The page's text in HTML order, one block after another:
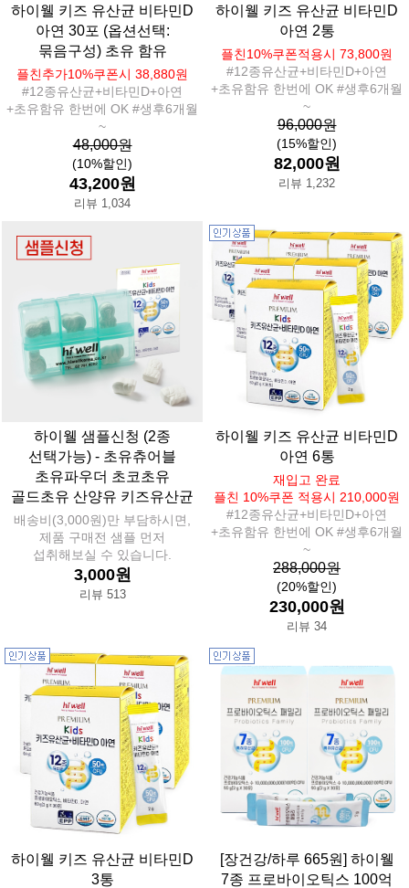
하이웰 키즈 유산균 비타민D
아연 30포 (옵션선택:
묶음구성) 초유 함유
플친추가10%쿠폰시 38,880원
#12종유산균+비타민D+아연
+초유함유 한번에 OK #생후6개월
~
48,000원
(10%할인)
43,200원
리뷰 1,034
하이웰 키즈 유산균 비타민D
아연 2통
플친10%쿠폰적용시 73,800원
#12종유산균+비타민D+아연
+초유함유 한번에 OK #생후6개월
~
96,000원
(15%할인)
82,000원
리뷰 1,232
하이웰 샘플신청 (2종
선택가능) - 초유츄어블
초유파우더 초코초유
골드초유 산양유 키즈유산균
배송비(3,000원)만 부담하시면,
제품 구매전 샘플 먼저
섭취해보실 수 있습니다.
3,000원
리뷰 513
하이웰 키즈 유산균 비타민D
아연 6통
재입고 완료
플친 10%쿠폰 적용시 210,000원
#12종유산균+비타민D+아연
+초유함유 한번에 OK #생후6개월
~
288,000원
(20%할인)
230,000원
리뷰 34
하이웰 키즈 유산균 비타민D
3통
[장건강/하루 665원] 하이웰
7종 프로바이오틱스 100억